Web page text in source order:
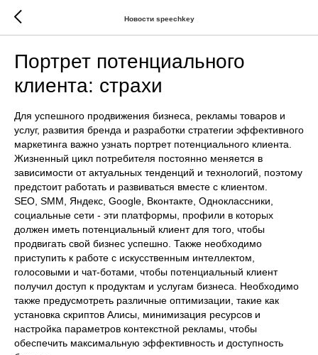
Новости speechkey
Портрет потенциального
клиента: страхи
Для успешного продвижения бизнеса, рекламы товаров и
услуг, развития бренда и разработки стратегии эффективного
маркетинга важно узнать портрет потенциального клиента.
Жизненный цикл потребителя постоянно меняется в
зависимости от актуальных тенденций и технологий, поэтому
предстоит работать и развиваться вместе с клиентом.
SEO, SMM, Яндекс, Google, Вконтакте, Одноклассники,
социальные сети - эти платформы, профили в которых
должен иметь потенциальный клиент для того, чтобы
продвигать свой бизнес успешно. Также необходимо
приступить к работе с искусственным интеллектом,
голосовыми и чат-ботами, чтобы потенциальный клиент
получил доступ к продуктам и услугам бизнеса. Необходимо
также предусмотреть различные оптимизации, такие как
установка скриптов Алисы, минимизация ресурсов и
настройка параметров контекстной рекламы, чтобы
обеспечить максимальную эффективность и доступность